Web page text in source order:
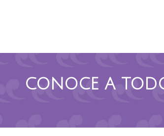
CONOCE A